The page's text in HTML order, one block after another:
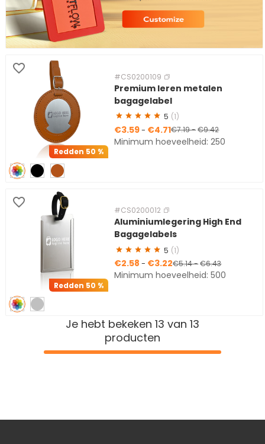
Redden 50 %
#CS0200109
Premium leren metalen
bagagelabel
5 (1)
€3.59- €4.71€7.19-€9.42
Minimum hoeveelheid: 250
Redden 50 %
#CS0200012
Aluminiumlegering High End
Bagagelabels
5 (1)
€2.58- €3.22€5.14-€6.43
Minimum hoeveelheid: 500
Je hebt bekeken 13 van 13
producten